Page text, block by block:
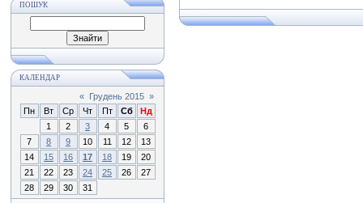
ПОШУК
КАЛЕНДАР
« Грудень 2015 »
Пн
Вт Ср Чт Пт Сб
Нд
1
2 3 4 5
6
7
8 9 10 11 12
13
14
15 16 17 18 19
20
21
22 23 24 25 26
27
28
29 30 31